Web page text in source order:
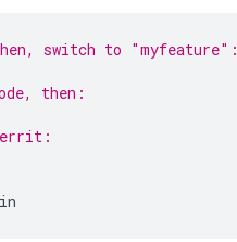
switch to "myfeature":
then: